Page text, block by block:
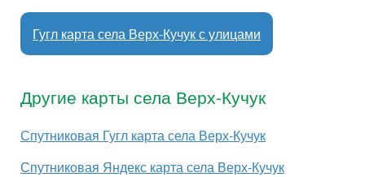
Гугл карта села Верх-Кучук с улицами
Другие карты села Верх-Кучук
Спутниковая Гугл карта села Верх-Кучук
Спутниковая Яндекс карта села Верх-Кучук